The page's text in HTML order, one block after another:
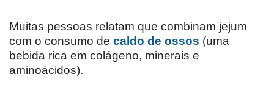
Muitas pessoas relatam que combinam jejum
com o consumo de caldo de ossos (uma
bebida rica em colágeno, minerais e
aminoácidos).